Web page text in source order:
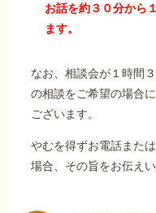
お話を約３０分から
ます。
なお、相談会が１時間
の相談をご希望の場合
ございます。
やむを得ずお電話また
場合、その旨をお伝えい